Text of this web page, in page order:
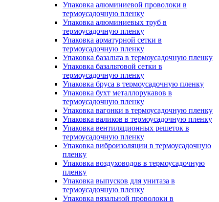
Упаковка алюминиевой проволоки в
термоусадочную пленку
Упаковка алюминиевых труб в
термоусадочную пленку
Упаковка арматурной сетки в
термоусадочную пленку
Упаковка базальта в термоусадочную пленку
Упаковка базальтовой сетки в
термоусадочную пленку
Упаковка бруса в термоусадочную пленку
Упаковка бухт металлорукавов в
термоусадочную пленку
Упаковка вагонки в термоусадочную пленку
Упаковка валиков в термоусадочную пленку
Упаковка вентиляционных решеток в
термоусадочную пленку
Упаковка виброизоляции в термоусадочную
пленку
Упаковка воздуховодов в термоусадочную
пленку
Упаковка выпусков для унитаза в
термоусадочную пленку
Упаковка вязальной проволоки в